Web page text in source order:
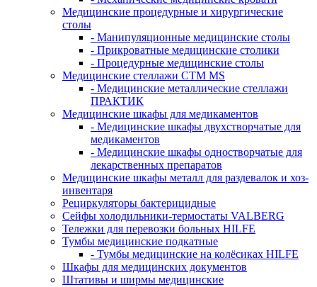
Медицинские процедурные и хирургические
столы
- Манипуляционные медицинские столы
- Прикроватные медицинские столики
- Процедурные медицинские столы
Медицинские стеллажи CTM MS
- Медицинские металлические стеллажи
ПРАКТИК
Медицинские шкафы для медикаментов
- Медицинские шкафы двухстворчатые для
медикаментов
- Медицинские шкафы одностворчатые для
лекарственных препаратов
Медицинские шкафы металл для раздевалок и хоз-
инвентаря
Рециркуляторы бактерицидные
Сейфы холодильники-термостаты VALBERG
Тележки для перевозки больных HILFE
Тумбы медицинские подкатные
- Тумбы медицинские на колёсиках HILFE
Шкафы для медицинских документов
Штативы и ширмы медицинские